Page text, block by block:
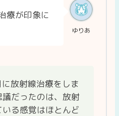
ゆりあ
療が印象に
放射線治療をしま
議だったのは、放射
る感覚はほとんど